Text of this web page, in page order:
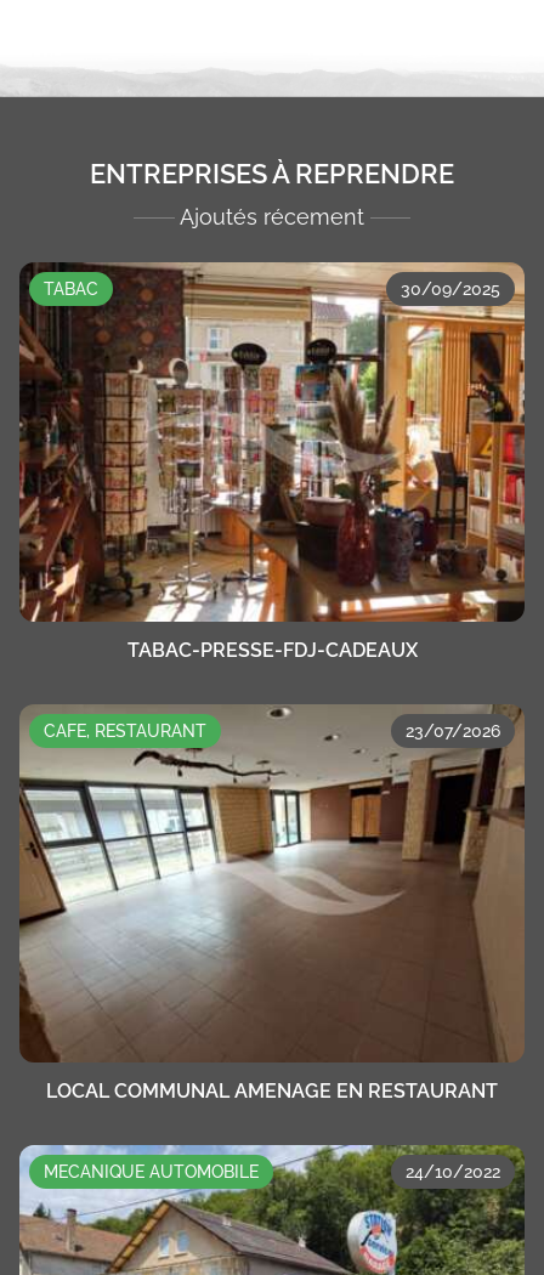
ENTREPRISES À REPRENDRE
Ajoutés récement
TABAC 30/09/2025
TABAC-PRESSE-FDJ-CADEAUX
CAFE, RESTAURANT 23/07/2026
LOCAL COMMUNAL AMENAGE EN RESTAURANT
MECANIQUE AUTOMOBILE 24/10/2022